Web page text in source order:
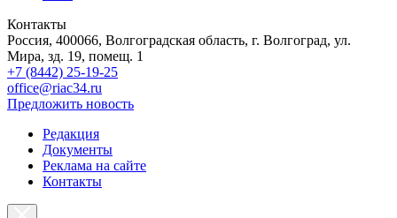
Контакты
Россия, 400066, Волгоградская область, г. Волгоград, ул.
Мира, зд. 19, помещ. 1
+7 (8442) 25-19-25
office@riac34.ru
Предложить новость
Редакция
Документы
Реклама на сайте
Контакты